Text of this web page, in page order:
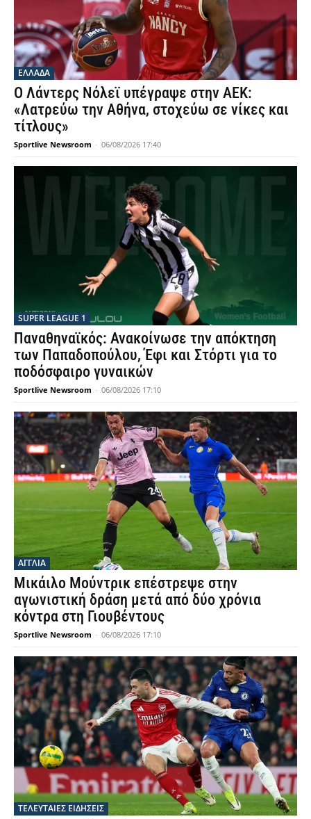
ΕΛΛΑΔΑ
Ο Λάντερς Νόλεϊ υπέγραψε στην ΑΕΚ:
«Λατρεύω την Αθήνα, στοχεύω σε νίκες και
τίτλους»
Sportlive Newsroom - 06/08/2026 17:40
SUPER LEAGUE 1
Παναθηναϊκός: Ανακοίνωσε την απόκτηση
των Παπαδοπούλου, Έφι και Στόρτι για το
ποδόσφαιρο γυναικών
Sportlive Newsroom - 06/08/2026 17:10
ΑΓΓΛΙΑ
Μικάιλο Μούντρικ επέστρεψε στην
αγωνιστική δράση μετά από δύο χρόνια
κόντρα στη Γιουβέντους
Sportlive Newsroom - 06/08/2026 17:10
ΤΕΛΕΥΤΑΙΕΣ ΕΙΔΗΣΕΙΣ